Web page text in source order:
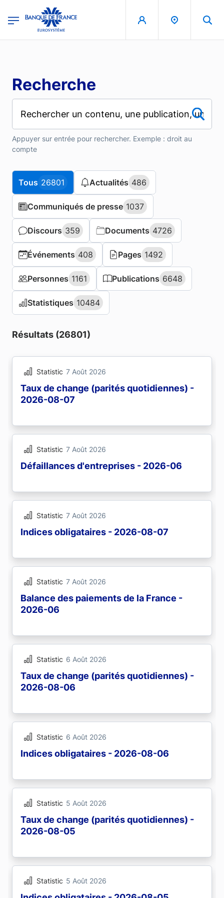
Recherche
Appuyer sur entrée pour rechercher. Exemple : droit au
compte
Tous 26801
Tous 26801 Actualités 486
Actualités 486
Communiqués de presse 1037
Communiqués de presse 1037
Discours 359
Discours 359 Documents 4726
Documents 4726
Événements 408
Événements 408 Pages 1492
Pages 1492
Personnes 1161
Personnes 1161 Publications 6648
Publications 6648
Statistiques 10484
Statistiques 10484
Résultats (26801)
Statistic 7 Août 2026
Taux de change (parités quotidiennes) -
2026-08-07
Statistic 7 Août 2026
Défaillances d'entreprises - 2026-06
Statistic 7 Août 2026
Indices obligataires - 2026-08-07
Statistic 7 Août 2026
Balance des paiements de la France -
2026-06
Statistic 6 Août 2026
Taux de change (parités quotidiennes) -
2026-08-06
Statistic 6 Août 2026
Indices obligataires - 2026-08-06
Statistic 5 Août 2026
Taux de change (parités quotidiennes) -
2026-08-05
Statistic 5 Août 2026